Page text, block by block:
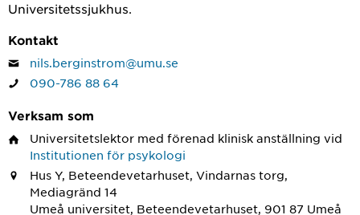
Universitetssjukhus.
Kontakt
nils.berginstrom@umu.se
090-786 88 64
Verksam som
Universitetslektor med förenad klinisk anställning vid
Institutionen för psykologi
Hus Y, Beteendevetarhuset, Vindarnas torg,
Mediagränd 14
Umeå universitet, Beteendevetarhuset, 901 87 Umeå